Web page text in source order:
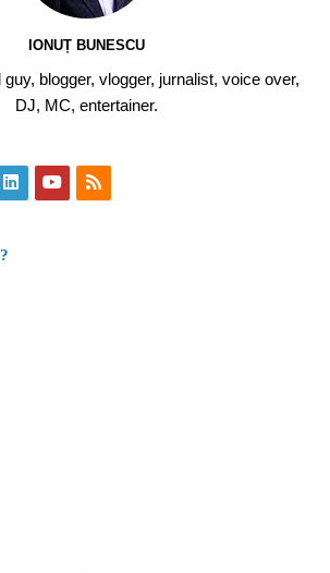
IONUȚ BUNESCU
blogger, vlogger, jurnalist, voice over,
DJ, MC, entertainer.